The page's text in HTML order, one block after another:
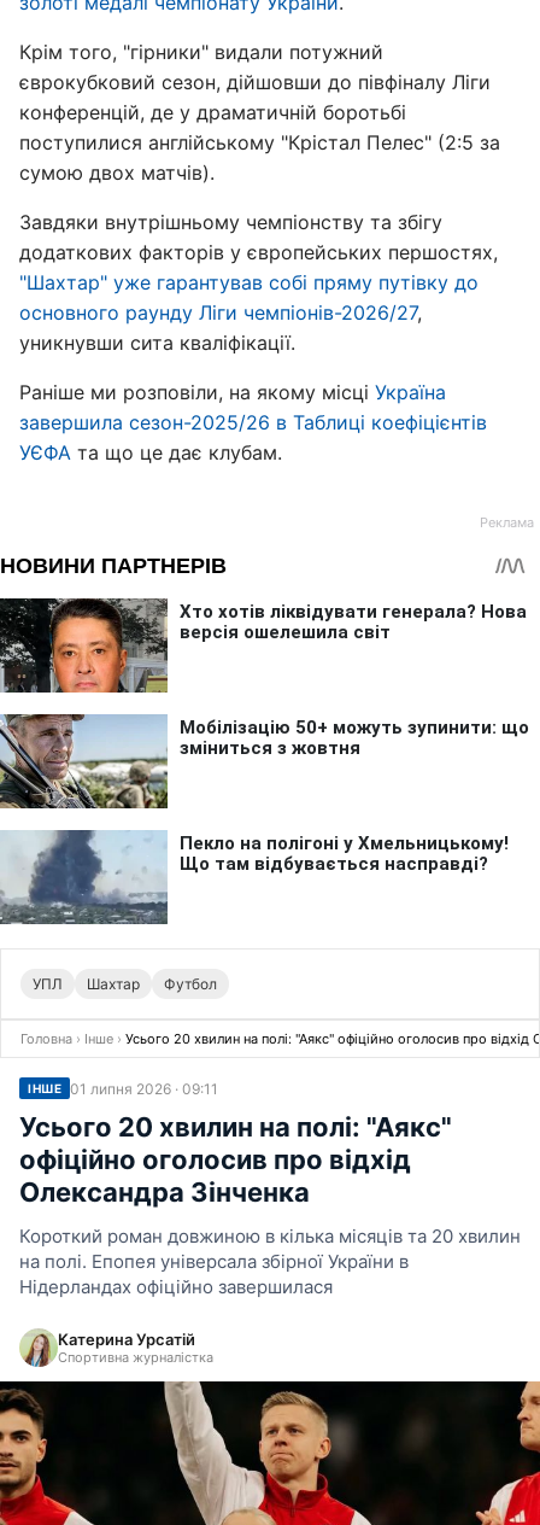
Крім того, "гірники" видали потужний
єврокубковий сезон, дійшовши до півфіналу Ліги
конференцій, де у драматичній боротьбі
поступилися англійському "Крістал Пелес" (2:5 за
сумою двох матчів).
Завдяки внутрішньому чемпіонству та збігу
додаткових факторів у європейських першостях,
"Шахтар" уже гарантував собі пряму путівку до
основного раунду Ліги чемпіонів-2026/27,
уникнувши сита кваліфікації.
Раніше ми розповіли, на якому місці Україна
завершила сезон-2025/26 в Таблиці коефіцієнтів
УЄФА та що це дає клубам.
УПЛ Шахтар Футбол
Головна › Інше › Усього 20 хвилин на полі: "Аякс" офіційно оголосив про відхід
ІНШЕ 01 липня 2026 · 09:11
Усього 20 хвилин на полі: "Аякс"
офіційно оголосив про відхід
Олександра Зінченка
Короткий роман довжиною в кілька місяців та 20 хвилин
на полі. Епопея універсала збірної України в
Нідерландах офіційно завершилася
Катерина Урсатій
Спортивна журналістка